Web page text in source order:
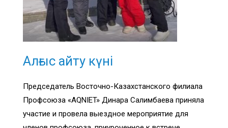
Алғыс айту күні
Председатель Восточно-Казахстанского филиала
Профсоюза «AQNIET» Динара Салимбаева приняла
участие и провела выездное мероприятие для